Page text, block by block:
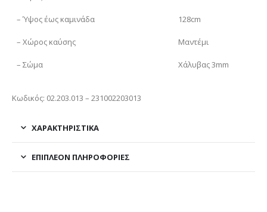
– Ύψος έως καμινάδα 128cm
– Χώρος καύσης Μαντέμι
– Σώμα Χάλυβας 3mm
Κωδικός: 02.203.013 – 231002203013
ΧΑΡΑΚΤΗΡΙΣΤΙΚΑ
ΕΠΙΠΛΈΟΝ ΠΛΗΡΟΦΟΡΊΕΣ